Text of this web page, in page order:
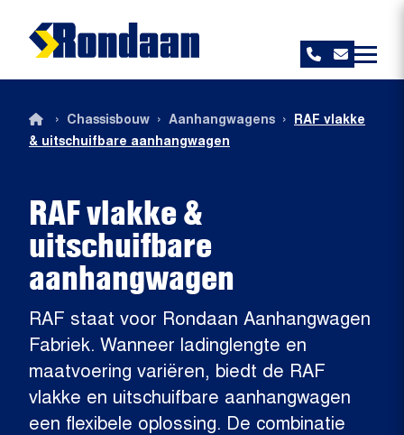
RAF vlakke &
uitschuifbare
aanhangwagen
RAF staat voor Rondaan Aanhangwagen
Fabriek. Wanneer ladinglengte en
maatvoering variëren, biedt de RAF
vlakke en uitschuifbare aanhangwagen
een flexibele oplossing. De combinatie
› Chassisbouw › Aanhangwagens ›
RAF vlakke
& uitschuifbare aanhangwagen